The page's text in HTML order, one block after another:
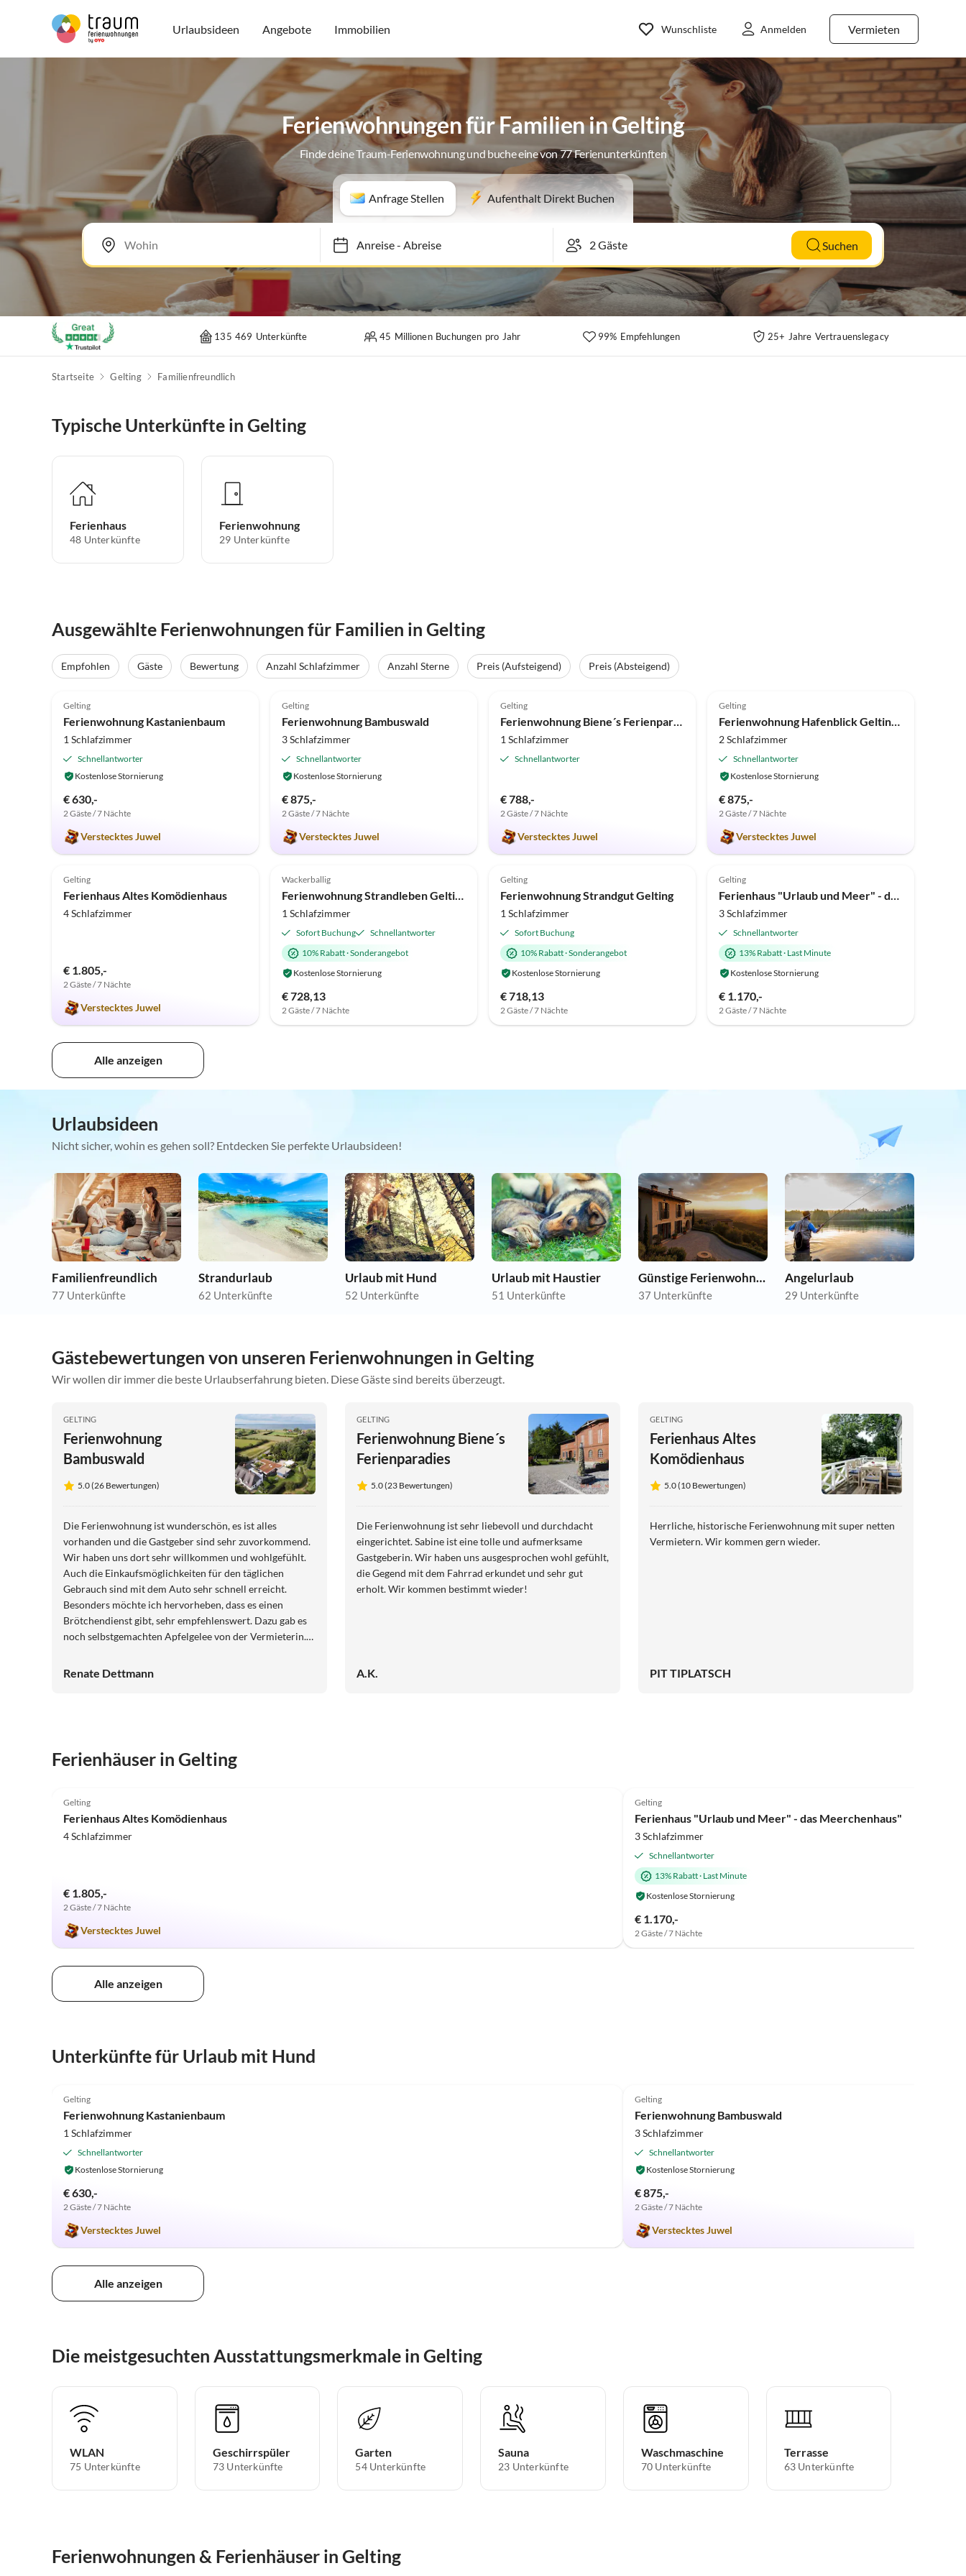
Urlaubsideen Angebote Immobilien Vermieten
Wunschliste Anmelden
Ferienwohnungen für Familien in Gelting
Finde deine Traum-Ferienwohnung und buche eine von 77 Ferienunterkünften
Anfrage Stellen Aufenthalt Direkt Buchen
Anreise-Abreise Suchen
135 469 Unterkünfte 45 Millionen Buchungen pro Jahr 99% Empfehlungen 25+ Jahre Vertrauenslegacy
Startseite Gelting Familienfreundlich
Typische Unterkünfte in Gelting
Ferienhaus
48 Unterkünfte
Ferienwohnung
29 Unterkünfte
Ausgewählte Ferienwohnungen für Familien in Gelting
Empfohlen Gäste Bewertung Anzahl Schlafzimmer Anzahl Sterne Preis (Aufsteigend)
Preis (Absteigend)
Gelting
Ferienwohnung Kastanienbaum
1 Schlafzimmer
Schnellantworter
Kostenlose Stornierung
€ 630,-
2 Gäste / 7 Nächte
Verstecktes Juwel
Gelting
Ferienwohnung Bambuswald
3 Schlafzimmer
Schnellantworter
Kostenlose Stornierung
€ 875,-
2 Gäste / 7 Nächte
Verstecktes Juwel
Gelting
Ferienwohnung Biene´s Ferienparadies
1 Schlafzimmer
Schnellantworter
€ 788,-
2 Gäste / 7 Nächte
Verstecktes Juwel
Gelting
Ferienwohnung Hafenblick Geltinger Bucht
2 Schlafzimmer
Schnellantworter
Kostenlose Stornierung
€ 875,-
2 Gäste / 7 Nächte
Verstecktes Juwel
5.0 (10)
Gelting
Ferienhaus Altes Komödienhaus
4 Schlafzimmer
€ 1.805,-
2 Gäste / 7 Nächte
Verstecktes Juwel
4.7 (9)
Wackerballig
Ferienwohnung Strandleben Gelting
1 Schlafzimmer
Sofort Buchung
Schnellantworter
10% Rabatt·Sonderangebot
Kostenlose Stornierung
€ 728,13
2 Gäste / 7 Nächte
4.7 (6)
Gelting
Ferienwohnung Strandgut Gelting
1 Schlafzimmer
Sofort Buchung
10% Rabatt·Sonderangebot
Kostenlose Stornierung
€ 718,13
2 Gäste / 7 Nächte
Top-Inserat
Gelting
Ferienhaus "Urlaub und Meer" - das Meerchenhaus"
3 Schlafzimmer
Schnellantworter
13% Rabatt· Last Minute
Kostenlose Stornierung
€ 1.170,-
2 Gäste / 7 Nächte
Alle anzeigen
Urlaubsideen
Nicht sicher, wohin es gehen soll? Entdecken Sie perfekte Urlaubsideen!
Familienfreundlich
77 Unterkünfte
Strandurlaub
62 Unterkünfte
Urlaub mit Hund
52 Unterkünfte
Urlaub mit Haustier
51 Unterkünfte
Günstige Ferienwohnungen
37 Unterkünfte
Angelurlaub
29 Unterkünfte
Gästebewertungen von unseren Ferienwohnungen in Gelting
Wir wollen dir immer die beste Urlaubserfahrung bieten. Diese Gäste sind bereits überzeugt.
GELTING
Ferienwohnung
Bambuswald
5.0 (26 Bewertungen)
Die Ferienwohnung ist wunderschön, es ist alles
vorhanden und die Gastgeber sind sehr zuvorkommend.
Wir haben uns dort sehr willkommen und wohlgefühlt.
Auch die Einkaufsmöglichkeiten für den täglichen
Gebrauch sind mit dem Auto sehr schnell erreicht.
Besonders möchte ich hervorheben, dass es einen
Brötchendienst gibt, sehr empfehlenswert. Dazu gab es
noch selbstgemachten Apfelgelee von der Vermieterin.
Eßtisch. Alles war wirklich rundherum super!!!
Renate Dettmann
GELTING
Ferienwohnung Biene´s
Ferienparadies
5.0 (23 Bewertungen)
Die Ferienwohnung ist sehr liebevoll und durchdacht
eingerichtet. Sabine ist eine tolle und aufmerksame
Gastgeberin. Wir haben uns ausgesprochen wohl gefühlt,
die Gegend mit dem Fahrrad erkundet und sehr gut
erholt. Wir kommen bestimmt wieder!
A.K.
GELTING
Ferienhaus Altes
Komödienhaus
5.0 (10 Bewertungen)
Herrliche, historische Ferienwohnung mit super netten
Vermietern. Wir kommen gern wieder.
PIT TIPLATSCH
Ferienhäuser in Gelting
Gelting
Ferienhaus Altes Komödienhaus
4 Schlafzimmer
€ 1.805,-
2 Gäste / 7 Nächte
Verstecktes Juwel
Gelting
Ferienhaus "Urlaub und Meer" - das Meerchenhaus"
3 Schlafzimmer
Schnellantworter
13% Rabatt· Last Minute
Kostenlose Stornierung
€ 1.170,-
2 Gäste / 7 Nächte
Alle anzeigen
Unterkünfte für Urlaub mit Hund
Gelting
Ferienwohnung Kastanienbaum
1 Schlafzimmer
Schnellantworter
Kostenlose Stornierung
€ 630,-
2 Gäste / 7 Nächte
Verstecktes Juwel
Gelting
Ferienwohnung Bambuswald
3 Schlafzimmer
Schnellantworter
Kostenlose Stornierung
€ 875,-
2 Gäste / 7 Nächte
Verstecktes Juwel
Alle anzeigen
Die meistgesuchten Ausstattungsmerkmale in Gelting
WLAN
75 Unterkünfte
Geschirrspüler
73 Unterkünfte
Garten
54 Unterkünfte
Sauna
23 Unterkünfte
Waschmaschine
70 Unterkünfte
Terrasse
63 Unterkünfte
Ferienwohnungen & Ferienhäuser in Gelting